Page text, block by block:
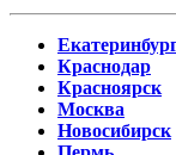
Краснодар
Красноярск
Москва
Новосибирск